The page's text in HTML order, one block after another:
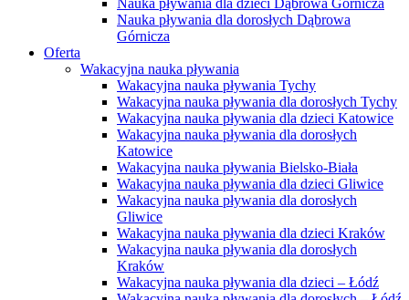
Nauka pływania dla dzieci Dąbrowa Górnicza
Nauka pływania dla dorosłych Dąbrowa
Górnicza
Oferta
Wakacyjna nauka pływania
Wakacyjna nauka pływania Tychy
Wakacyjna nauka pływania dla dorosłych Tychy
Wakacyjna nauka pływania dla dzieci Katowice
Wakacyjna nauka pływania dla dorosłych
Katowice
Wakacyjna nauka pływania Bielsko-Biała
Wakacyjna nauka pływania dla dzieci Gliwice
Wakacyjna nauka pływania dla dorosłych
Gliwice
Wakacyjna nauka pływania dla dzieci Kraków
Wakacyjna nauka pływania dla dorosłych
Kraków
Wakacyjna nauka pływania dla dzieci – Łódź